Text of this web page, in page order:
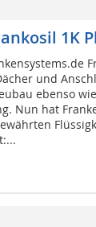
1K
und
ebenso
Nun hat